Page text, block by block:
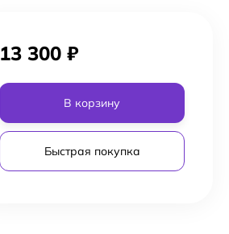
13 300 ₽
В корзину
Быстрая покупка